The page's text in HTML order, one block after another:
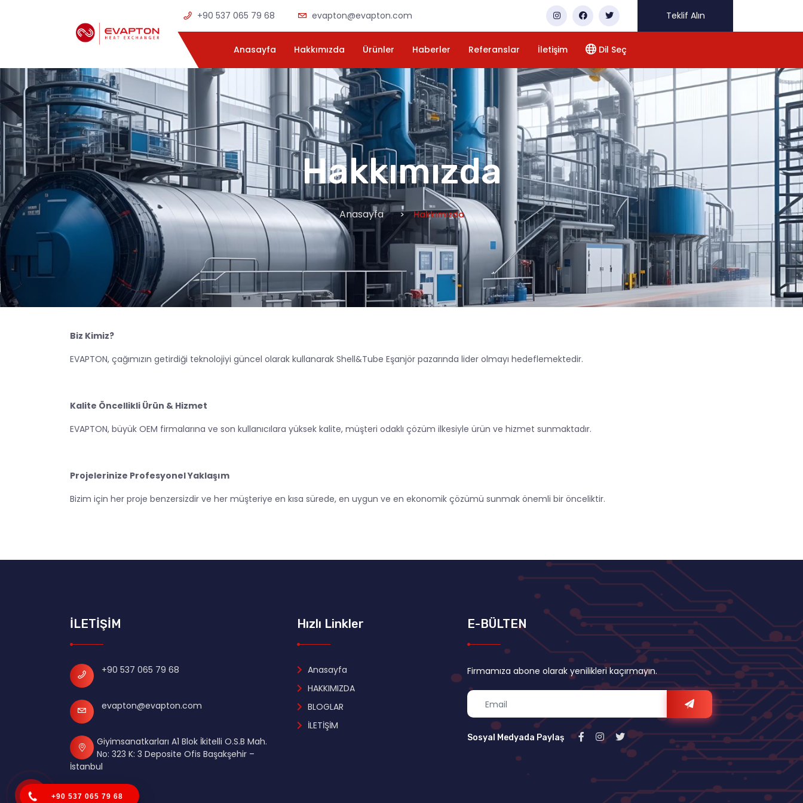
+90 537 065 79 68 evapton@evapton.com Teklif Alın
Anasayfa Hakkımızda Ürünler Haberler Referanslar İletişim Dil Seç
Hakkımızda
Anasayfa Hakkımızda
Biz Kimiz?
EVAPTON, çağımızın getirdiği teknolojiyi güncel olarak kullanarak Shell&Tube Eşanjör pazarında lider olmayı hedeflemektedir.
Kalite Öncellikli Ürün & Hizmet
EVAPTON, büyük OEM firmalarına ve son kullanıcılara yüksek kalite, müşteri odaklı çözüm ilkesiyle ürün ve hizmet sunmaktadır.
Projelerinize Profesyonel Yaklaşım
Bizim için her proje benzersizdir ve her müşteriye en kısa sürede, en uygun ve en ekonomik çözümü sunmak önemli bir önceliktir.
+90 537 065 79 68
İLETİŞİM
+90 537 065 79 68
evapton@evapton.com
Giyimsanatkarları A1 Blok İkitelli O.S.B Mah.
No: 323 K: 3 Deposite Ofis Başakşehir –
İstanbul
Hızlı Linkler
Anasayfa
HAKKIMIZDA
BLOGLAR
İLETİŞİM
E-BÜLTEN
Firmamıza abone olarak yenilikleri kaçırmayın.
Sosyal Medyada Paylaş